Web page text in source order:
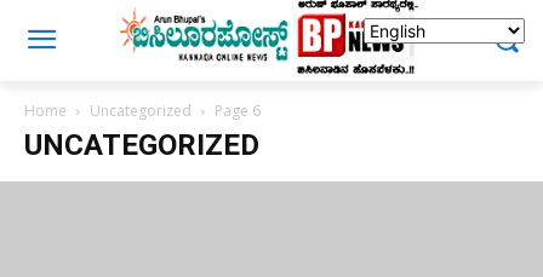
Home Uncategorized Page 6
UNCATEGORIZED